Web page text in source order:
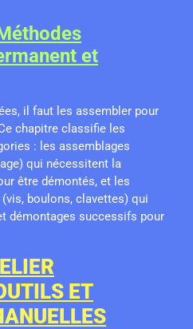
et
il faut les assembler pour
chapitre classifie les
: les assemblages
qui nécessitent la
être démontés, et les
boulons, clavettes) qui
démontages successifs pour
ET